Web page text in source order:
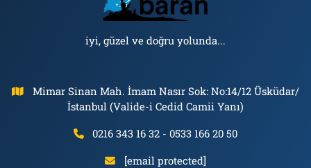
iyi, güzel ve doğru yolunda...
Mimar Sinan Mah. İmam Nasır Sok: No:14/12 Üsküdar/
İstanbul (Valide-i Cedid Camii Yanı)
0216 343 16 32 - 0533 166 20 50
[email protected]